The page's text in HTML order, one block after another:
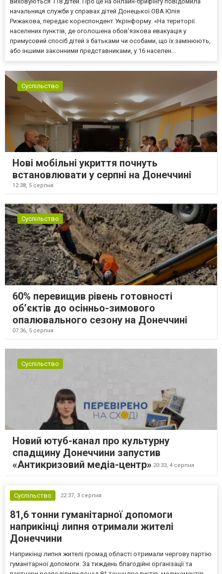
начальниця служби у справах дітей Донецької ОВА Юлія
Рижакова, передає кореспондент Укрінформу. «На території
населених пунктів, де оголошена обов’язкова евакуація у
примусовий спосіб дітей з батьками чи особами, що їх замінюють,
або іншими законними представниками, у 16 населен...
Суспільство
Нові мобільні укриття почнуть
встановлювати у серпні на Донеччині
12:38, 5 серпня
Суспільство
60% перевищив рівень готовності
об’єктів до осінньо-зимового
опалювального сезону на Донеччині
07:36, 5 серпня
Суспільство
Новий ютуб-канал про культурну
спадщину Донеччини запустив
«Антикризовий медіа-центр» 20:33, 4 серпня
Суспільство 22:37, 3 серпня
81,6 тонни гуманітарної допомоги
наприкінці липня отримали жителі
Донеччини
Наприкінці липня жителі громад області отримали чергову партію
гуманітарної допомоги. За тиждень благодійні організації та